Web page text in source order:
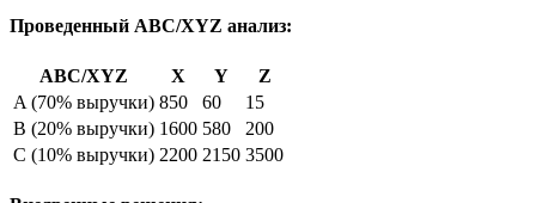
Проведенный ABC/XYZ анализ:
ABC/XYZ X Y
Z
A (70% выручки) 850 60
15
B (20% выручки) 1600 580
200
C (10% выручки) 2200 2150 3500